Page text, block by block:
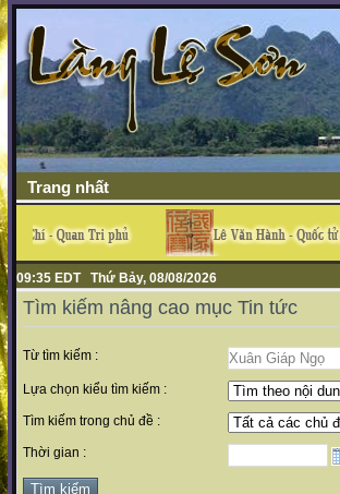
Trang nhất
09:35 EDT Thứ Bảy, 08/08/2026
Tìm kiếm nâng cao mục Tin tức
Từ tìm kiếm :
Lựa chọn kiểu tìm kiếm :
Tìm kiếm trong chủ đề :
Thời gian :